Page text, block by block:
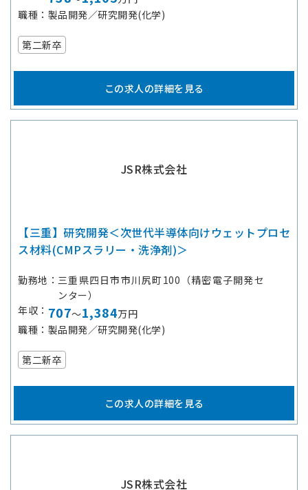
職種
製品開発／研究開発(化学)
第二新卒
この求人の詳細を見る
JSR株式会社
【三重】研究開発＜次世代半導体向けウェットプロセ
ス材料(CMPスラリー・洗浄剤)＞
勤務地
三重県四日市市川尻町100（精密電子開発セ
ンター）
年収
707～1,384万円
職種
製品開発／研究開発(化学)
第二新卒
この求人の詳細を見る
JSR株式会社